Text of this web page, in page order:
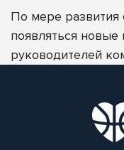
По мере развития
появляться
руководителей